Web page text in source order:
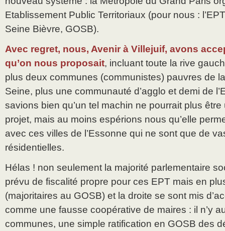
Etablissement Public Territoriaux (pour nous :
Seine Bièvre, GOSB).
Avec regret, nous, Avenir à Villejuif, avons
qu’on nous proposait, incluant toute la rive
plus deux communes (communistes) pauvres de
Seine, plus une communauté d’agglo et demi de
savions bien qu’un tel machin ne pourrait plus
projet, mais au moins espérions nous qu’elle
avec ces villes de l’Essonne qui ne sont que de
résidentielles.
Hélas ! non seulement la majorité parlementaire
prévu de fiscalité propre pour ces EPT mais en
(majoritaires au GOSB) et la droite se sont mis
comme une fausse coopérative de maires : il n’y
communes, une simple ratification en GOSB des